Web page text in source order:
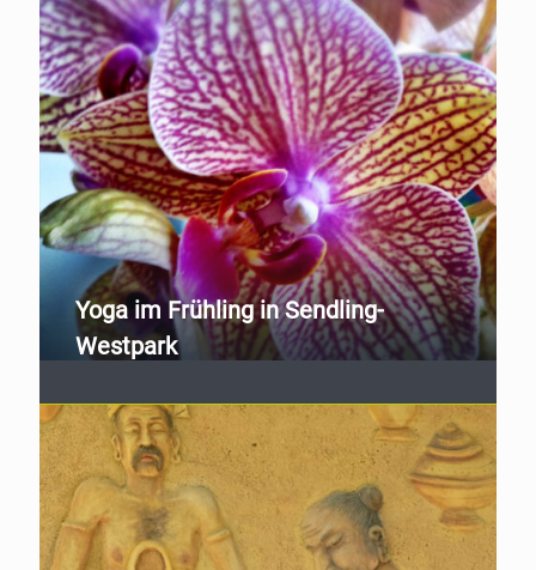
Yoga im Frühling in Sendling-
Westpark